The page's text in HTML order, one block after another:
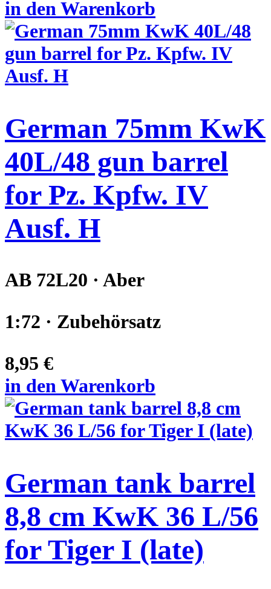
in den Warenkorb
German 75mm KwK
40L/48 gun barrel
for Pz. Kpfw. IV
Ausf. H
AB 72L20 · Aber
1:72 · Zubehörsatz
8,95 €
in den Warenkorb
German tank barrel
8,8 cm KwK 36 L/56
for Tiger I (late)